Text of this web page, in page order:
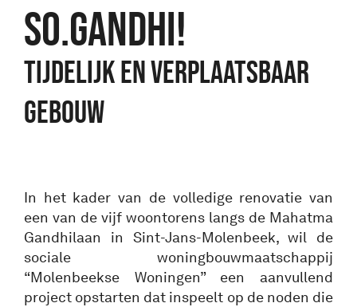
SO.GANDHI!
Tijdelijk en verplaatsbaar
gebouw
In het kader van de volledige renovatie van
een van de vijf woontorens langs de Mahatma
Gandhilaan in Sint-Jans-Molenbeek, wil de
sociale woningbouwmaatschappij
“Molenbeekse Woningen” een aanvullend
project opstarten dat inspeelt op de noden die